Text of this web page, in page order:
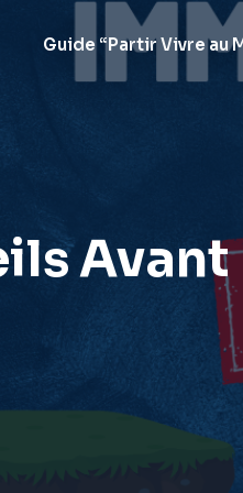
Guide “Partir Vivre au
Avant